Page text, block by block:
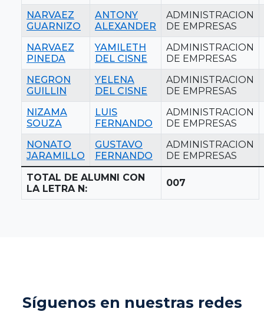
NARVAEZ
GUARNIZO
ANTONY
ALEXANDER
ADMINISTRACION
DE EMPRESAS
NARVAEZ
PINEDA
YAMILETH
DEL CISNE
ADMINISTRACION
DE EMPRESAS
NEGRON
GUILLIN
YELENA
DEL CISNE
ADMINISTRACION
DE EMPRESAS
NIZAMA
SOUZA
LUIS
FERNANDO
ADMINISTRACION
DE EMPRESAS
NONATO
JARAMILLO
GUSTAVO
FERNANDO
ADMINISTRACION
DE EMPRESAS
TOTAL DE ALUMNI CON
LA LETRA N:
007
Síguenos en nuestras redes